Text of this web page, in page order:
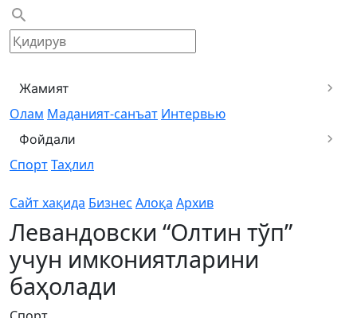
Жамият
Олам Маданият-санъат Интервью
Фойдали
СпортТаҳлил
Сайт хақида Бизнес Алоқа Архив
Левандовски “Олтин тўп”
учун имкониятларини
баҳолади